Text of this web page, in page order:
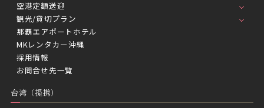
空港定額送迎
観光/貸切プラン
那覇エアポートホテル
MKレンタカー沖縄
採用情報
お問合せ先一覧
台湾（提携）